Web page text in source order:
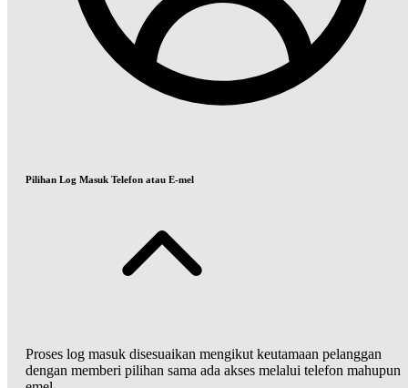
Pilihan Log Masuk Telefon atau E-mel
Proses log masuk disesuaikan mengikut keutamaan pelanggan
dengan memberi pilihan sama ada akses melalui telefon mahupun